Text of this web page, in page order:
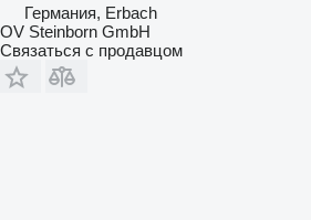
Германия, Erbach
OV Steinborn GmbH
Связаться с продавцом